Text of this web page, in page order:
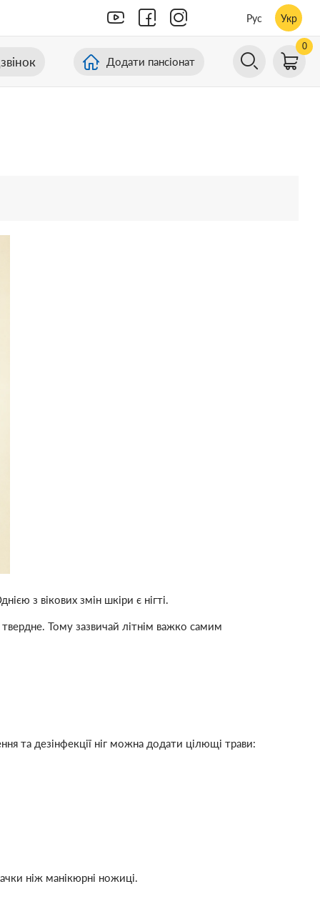
Рус Укр
Додати пансіонат
0
з вікових змін шкіри є нігті.
Тому зазвичай літнім важко самим
та дезінфекції ніг можна додати цілющі трави:
ніж манікюрні ножиці.